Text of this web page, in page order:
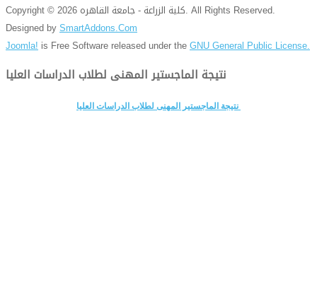
Copyright © 2026 كلية الزراعة - جامعة القاهره. All Rights Reserved.
Designed bySmartAddons.Com
Joomla! is Free Software released under theGNU General Public License.
نتيجة الماجستير المهنى لطلاب الدراسات العليا